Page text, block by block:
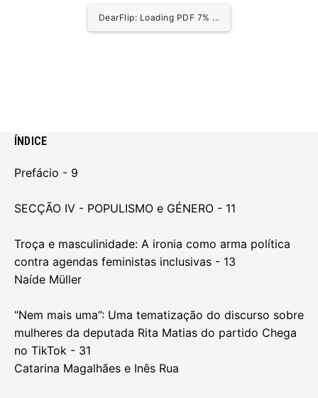
1/214
Prefácio - 9
SECÇÃO IV - POPULISMO e GÉNERO - 11